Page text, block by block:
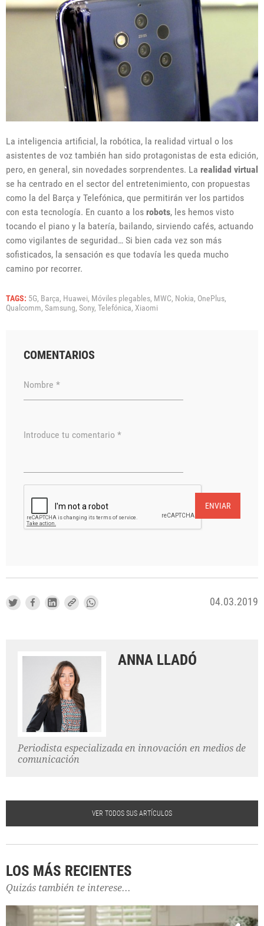
La inteligencia artificial, la robótica, la realidad virtual o los
asistentes de voz también han sido protagonistas de esta edición,
pero, en general, sin novedades sorprendentes. La realidad virtual
se ha centrado en el sector del entretenimiento, con propuestas
como la del Barça y Telefónica, que permitirán ver los partidos
con esta tecnología. En cuanto a los robots, les hemos visto
tocando el piano y la batería, bailando, sirviendo cafés, actuando
como vigilantes de seguridad… Si bien cada vez son más
sofisticados, la sensación es que todavía les queda mucho
camino por recorrer.
TAGS: 5G, Barça, Huawei, Móviles plegables, MWC, Nokia, OnePlus,
Qualcomm, Samsung, Sony, Telefónica, Xiaomi
COMENTARIOS
Nombre *
Introduce tu comentario *
ENVIAR
04.03.2019
ANNA LLADÓ
Periodista especializada en innovación en medios de
comunicación
VER TODOS SUS ARTÍCULOS
LOS MÁS RECIENTES
Quizás también te interese...